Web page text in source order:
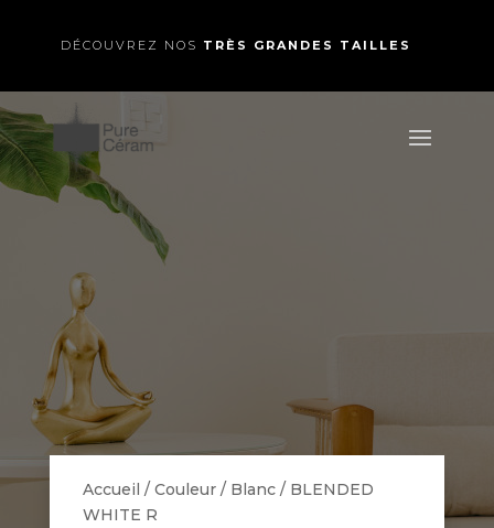
DÉCOUVREZ NOS TRÈS GRANDES TAILLES
Accueil / Couleur/ Blanc/ BLENDED
WHITE R